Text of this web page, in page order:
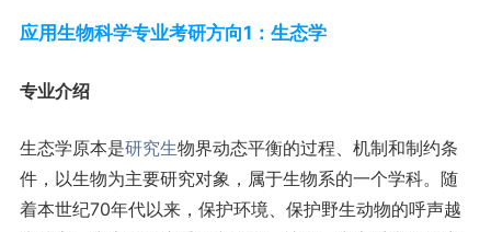
应用生物科学专业考研方向1：生态学
专业介绍
生态学原本是研究生物界动态平衡的过程、机制和制约条
件，以生物为主要研究对象，属于生物系的一个学科。随
着本世纪70年代以来，保护环境、保护野生动物的呼声越